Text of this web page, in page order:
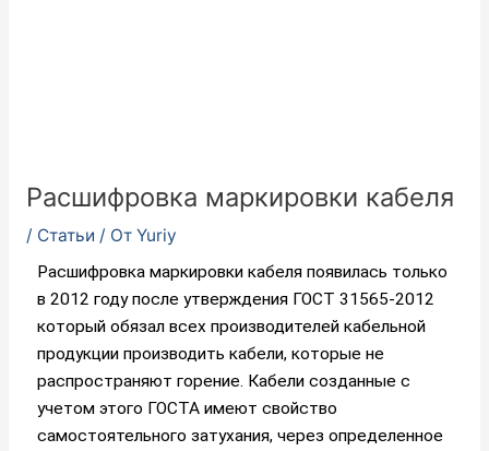
Расшифровка маркировки кабеля
/ Статьи / От Yuriy
Расшифровка маркировки кабеля появилась только
в 2012 году после утверждения ГОСТ 31565-2012
который обязал всех производителей кабельной
продукции производить кабели, которые не
распространяют горение. Кабели созданные с
учетом этого ГОСТА имеют свойство
самостоятельного затухания, через определенное